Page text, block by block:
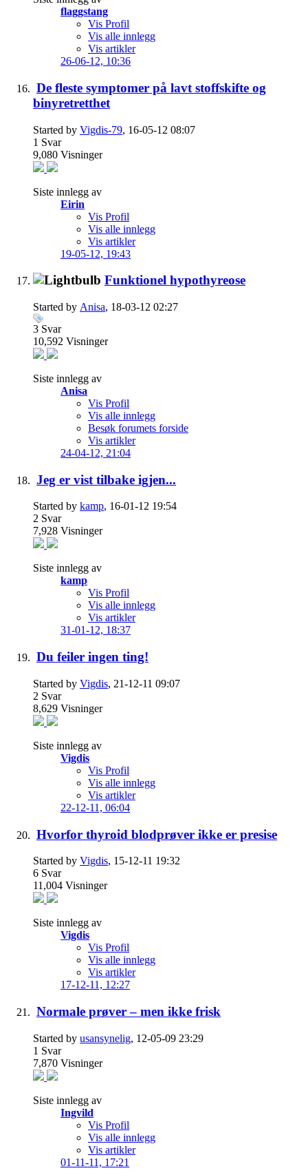
flaggstang
Vis Profil
Vis alle innlegg
Vis artikler
26-06-12, 10:36
De fleste symptomer på lavt stoffskifte og
binyretretthet
Started by Vigdis-79, 16-05-12 08:07
1 Svar
9,080 Visninger
Siste innlegg av
Eirin
Vis Profil
Vis alle innlegg
Vis artikler
19-05-12, 19:43
Funktionel hypothyreose
Started by Anisa, 18-03-12 02:27
3 Svar
10,592 Visninger
Siste innlegg av
Anisa
Vis Profil
Vis alle innlegg
Besøk forumets forside
Vis artikler
24-04-12, 21:04
Jeg er vist tilbake igjen...
Started by kamp, 16-01-12 19:54
2 Svar
7,928 Visninger
Siste innlegg av
kamp
Vis Profil
Vis alle innlegg
Vis artikler
31-01-12, 18:37
Du feiler ingen ting!
Started by Vigdis, 21-12-11 09:07
2 Svar
8,629 Visninger
Siste innlegg av
Vigdis
Vis Profil
Vis alle innlegg
Vis artikler
22-12-11, 06:04
Hvorfor thyroid blodprøver ikke er presise
Started by Vigdis, 15-12-11 19:32
6 Svar
11,004 Visninger
Siste innlegg av
Vigdis
Vis Profil
Vis alle innlegg
Vis artikler
17-12-11, 12:27
Normale prøver – men ikke frisk
Started by usansynelig, 12-05-09 23:29
1 Svar
7,870 Visninger
Siste innlegg av
Ingvild
Vis Profil
Vis alle innlegg
Vis artikler
01-11-11, 17:21